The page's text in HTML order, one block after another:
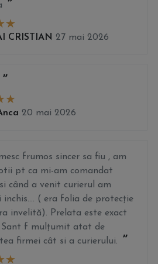
CRISTIAN 27 mai 2026
20 mai 2026
frumos sincer sa fiu , am
pt ca mi-am comandat
când a venit curierul am
( era folia de protecție
invelită). Prelata este exact
Sant f mulțumit atat de
firmei cât si a curierului.